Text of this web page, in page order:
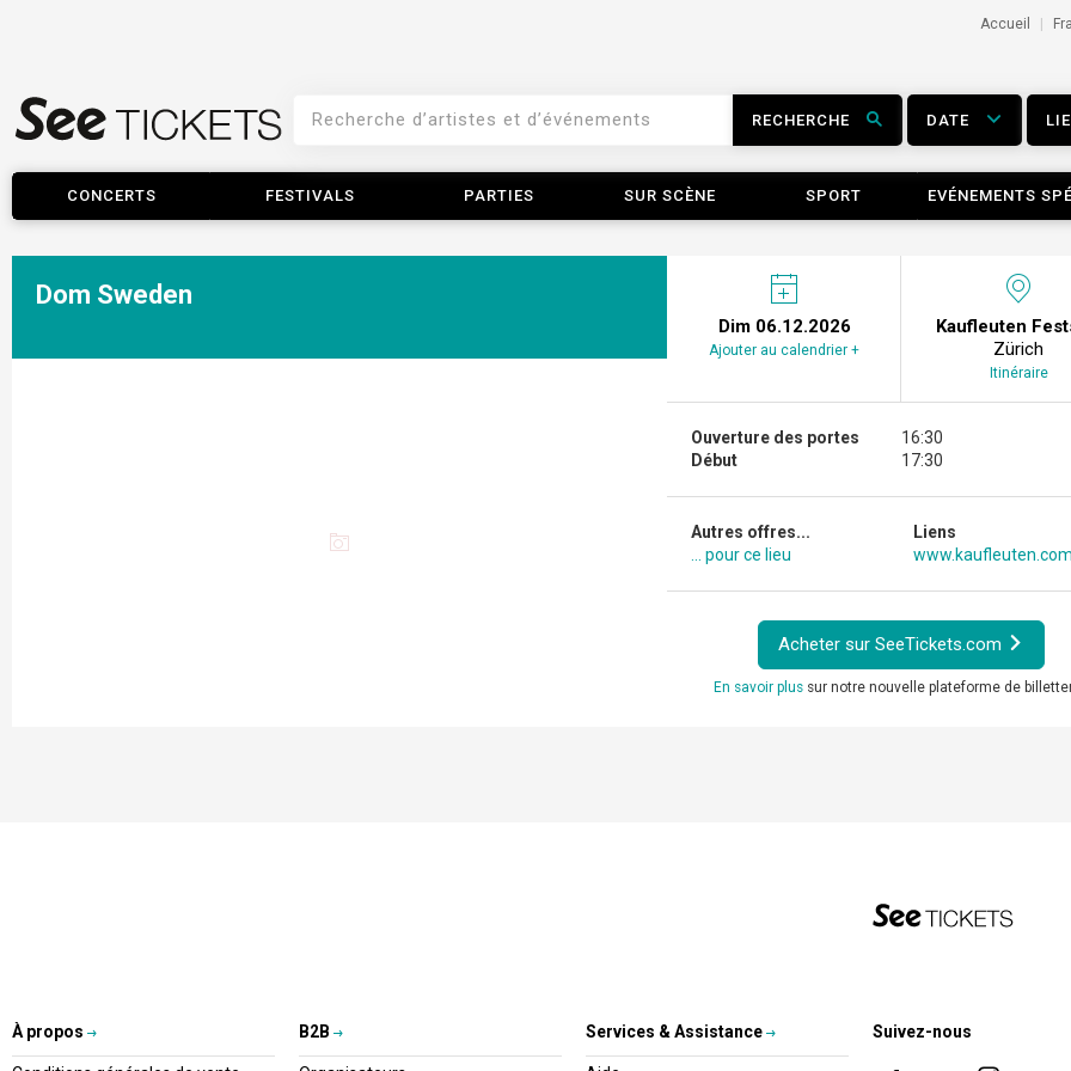
Accueil
RECHERCHE DATE
CONCERTS FESTIVALS PARTIES SUR SCÈNE SPORT EVÉNEMENTS
Dom Sweden
Dim 06.12.2026
Ajouter au calendrier +
Kaufleuten
Zürich
Itinéraire
Ouverture des portes
Début
16:30
17:30
Autres offres...
... pour ce lieu
Liens
www.kaufleuten.com
Acheter sur SeeTickets.com
En savoir plus sur notre nouvelle plateforme de
À propos B2B Services & Assistance Suivez-nous